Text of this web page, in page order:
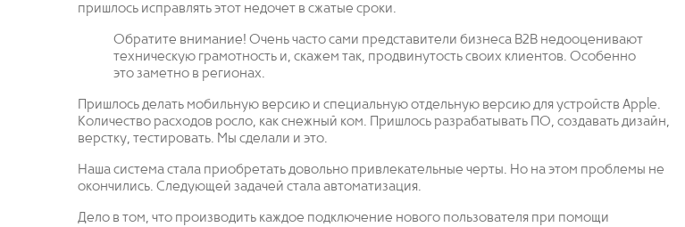
пришлось исправлять этот недочет в сжатые сроки.
Обратите внимание! Очень часто сами представители бизнеса B2B недооценивают
техническую грамотность и, скажем так, продвинутость своих клиентов. Особенно
это заметно в регионах.
Пришлось делать мобильную версию и специальную отдельную версию для устройств Apple.
Количество расходов росло, как снежный ком. Пришлось разрабатывать ПО, создавать дизайн,
верстку, тестировать. Мы сделали и это.
Наша система стала приобретать довольно привлекательные черты. Но на этом проблемы не
окончились. Следующей задачей стала автоматизация.
Дело в том, что производить каждое подключение нового пользователя при помощи